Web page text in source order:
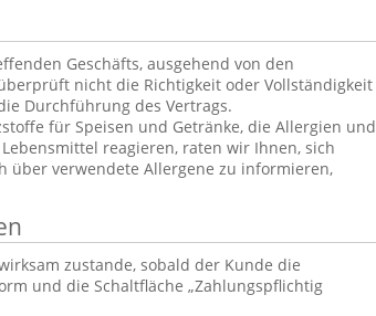
Geschäfts, ausgehend von den
nicht die Richtigkeit oder Vollständigkeit
Durchführung des Vertrags.
für Speisen und Getränke, die Allergien und
reagieren, raten wir Ihnen, sich
über verwendete Allergene zu informieren,
zustande, sobald der Kunde die
und die Schaltfläche „Zahlungspflichtig